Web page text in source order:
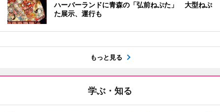
ハーバーランドに青森の「弘前ねぷた」 大型ねぷ
た展示、運行も
もっと見る
学ぶ・知る